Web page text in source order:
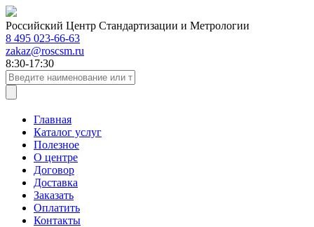
Российский Центр Стандартизации и Метрологии
8 495 023-66-63
zakaz@roscsm.ru
8:30-17:30
Главная
Каталог услуг
Полезное
О центре
Договор
Доставка
Заказать
Оплатить
Контакты